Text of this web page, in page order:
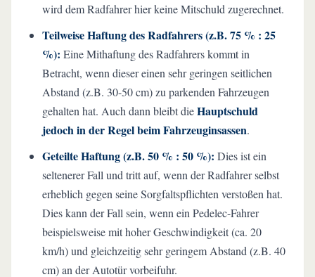
wird dem Radfahrer hier keine Mitschuld zugerechnet.
Teilweise Haftung des Radfahrers (z.B. 75 % : 25
%): Eine Mithaftung des Radfahrers kommt in
Betracht, wenn dieser einen sehr geringen seitlichen
Abstand (z.B. 30-50 cm) zu parkenden Fahrzeugen
gehalten hat. Auch dann bleibt dieHauptschuld
jedoch in der Regel beim Fahrzeuginsassen.
Geteilte Haftung (z.B. 50 % : 50 %): Dies ist ein
seltenerer Fall und tritt auf, wenn der Radfahrer selbst
erheblich gegen seine Sorgfaltspflichten verstoßen hat.
Dies kann der Fall sein, wenn ein Pedelec-Fahrer
beispielsweise mit hoher Geschwindigkeit (ca. 20
km/h) und gleichzeitig sehr geringem Abstand (z.B. 40
cm) an der Autotür vorbeifuhr.